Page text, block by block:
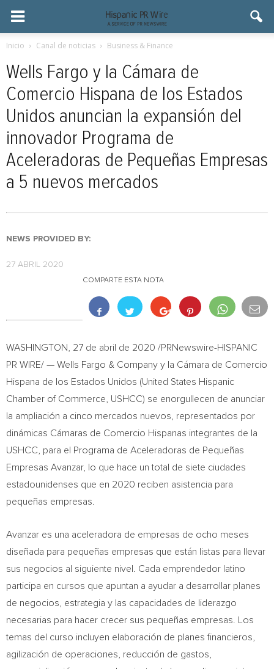
Inicio Canal de noticias Business & Finance
Wells Fargo y la Cámara de
Comercio Hispana de los Estados
Unidos anuncian la expansión del
innovador Programa de
Aceleradoras de Pequeñas Empresas
a 5 nuevos mercados
NEWS PROVIDED BY:
27 ABRIL 2020
COMPARTE ESTA NOTA
WASHINGTON
, 27 de abril de 2020 /PRNewswire-HISPANIC
PR WIRE/ — Wells Fargo & Company y la Cámara de Comercio
Hispana de los Estados Unidos (United States Hispanic
Chamber of Commerce, USHCC) se enorgullecen de anunciar
la ampliación a cinco mercados nuevos, representados por
dinámicas Cámaras de Comercio Hispanas integrantes de la
USHCC, para el Programa de Aceleradoras de Pequeñas
Empresas Avanzar, lo que hace un total de siete ciudades
estadounidenses que en 2020 reciben asistencia para
pequeñas empresas.
Avanzar es una aceleradora de empresas de ocho meses
diseñada para pequeñas empresas que están listas para llevar
sus negocios al siguiente nivel. Cada emprendedor latino
participa en cursos que apuntan a ayudar a desarrollar planes
de negocios, estrategia y las capacidades de liderazgo
necesarias para hacer crecer sus pequeñas empresas. Los
temas del curso incluyen elaboración de planes financieros,
agilización de operaciones, reducción de gastos,